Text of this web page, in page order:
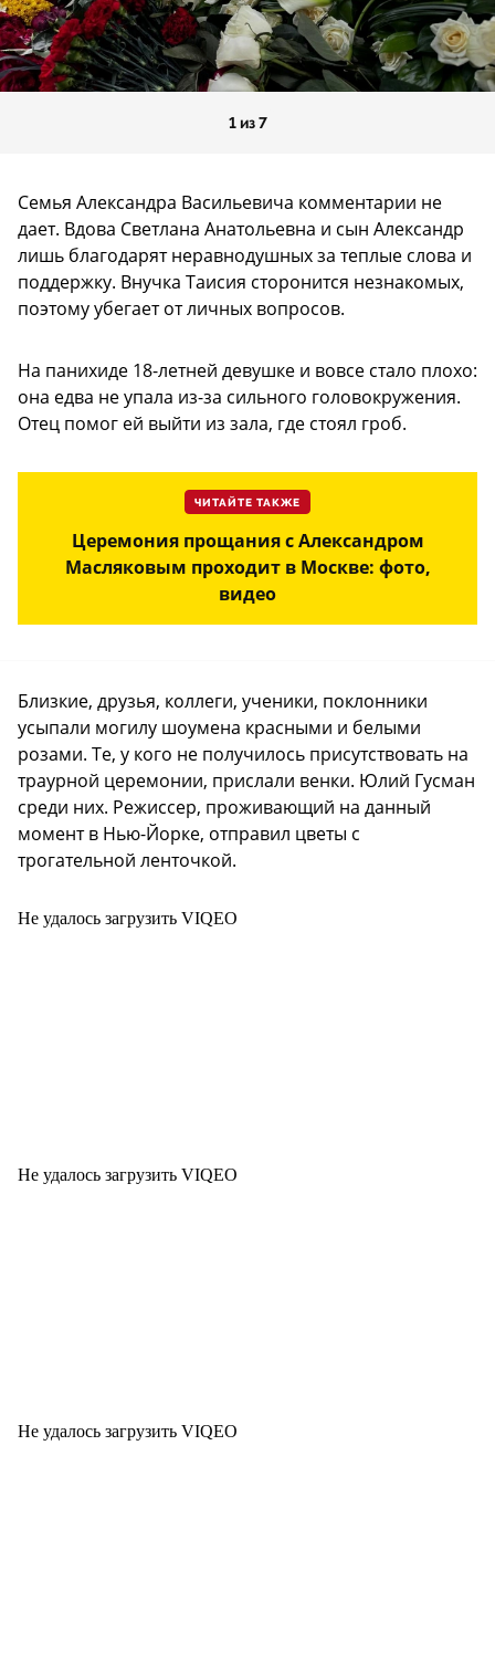
1 из 7
Семья Александра Васильевича комментарии не
дает. Вдова Светлана Анатольевна и сын Александр
лишь благодарят неравнодушных за теплые слова и
поддержку. Внучка Таисия сторонится незнакомых,
поэтому убегает от личных вопросов.
На панихиде 18-летней девушке и вовсе стало плохо:
она едва не упала из-за сильного головокружения.
Отец помог ей выйти из зала, где стоял гроб.
ЧИТАЙТЕ ТАКЖЕ
Церемония прощания с Александром
Масляковым проходит в Москве: фото,
видео
Близкие, друзья, коллеги, ученики, поклонники
усыпали могилу шоумена красными и белыми
розами. Те, у кого не получилось присутствовать на
траурной церемонии, прислали венки. Юлий Гусман
среди них. Режиссер, проживающий на данный
момент в Нью-Йорке, отправил цветы с
трогательной ленточкой.
Не удалось загрузить VIQEO
Не удалось загрузить VIQEO
Не удалось загрузить VIQEO